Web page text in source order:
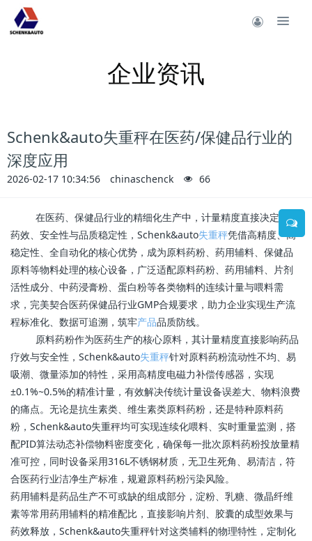
企业资讯
Schenk&auto失重秤在医药/保健品行业的
深度应用
2026-02-17 10:34:56 chinaschenck 66
在医药、保健品行业的精细化生产中，计量精度直接决定 产品
药效、安全性与品质稳定性，Schenk&auto失重秤凭借高精度、高
稳定性、全自动化的核心优势，成为原料药粉、药用辅料、保健品
原料等物料处理的核心设备，广泛适配原料药粉、药用辅料、片剂
活性成分、中药浸膏粉、蛋白粉等各类物料的连续计量与喂料需
求，完美契合医药保健品行业GMP合规要求，助力企业实现生产流
程标准化、数据可追溯，筑牢产品品质防线。
原料药粉作为医药生产的核心原料，其计量精度直接影响药品
疗效与安全性，Schenk&auto失重秤针对原料药粉流动性不均、易
吸潮、微量添加的特性，采用高精度电磁力补偿传感器，实现
±0.1%~0.5%的精准计量，有效解决传统计量设备误差大、物料浪费
的痛点。无论是抗生素类、维生素类原料药粉，还是特种原料药
粉，Schenk&auto失重秤均可实现连续化喂料、实时重量监测，搭
配PID算法动态补偿物料密度变化，确保每一批次原料药粉投放量精
准可控，同时设备采用316L不锈钢材质，无卫生死角、易清洁，符
合医药行业洁净生产标准，规避原料药粉污染风险。
药用辅料是药品生产不可或缺的组成部分，淀粉、乳糖、微晶纤维
素等常用药用辅料的精准配比，直接影响片剂、胶囊的成型效果与
药效释放，Schenk&auto失重秤针对这类辅料的物理特性，定制化